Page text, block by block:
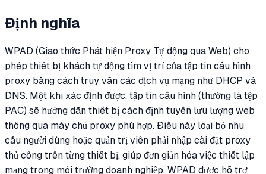
Định nghĩa
WPAD (Giao thức Phát hiện Proxy Tự động qua Web) cho
phép thiết bị khách tự động tìm vị trí của tập tin cấu hình
proxy bằng cách truy vấn các dịch vụ mạng như DHCP và
DNS. Một khi xác định được, tập tin cấu hình (thường là tệp
PAC) sẽ hướng dẫn thiết bị cách định tuyến lưu lượng web
thông qua máy chủ proxy phù hợp. Điều này loại bỏ nhu
cầu người dùng hoặc quản trị viên phải nhập cài đặt proxy
thủ công trên từng thiết bị, giúp đơn giản hóa việc thiết lập
mạng trong môi trường doanh nghiệp. WPAD được hỗ trợ